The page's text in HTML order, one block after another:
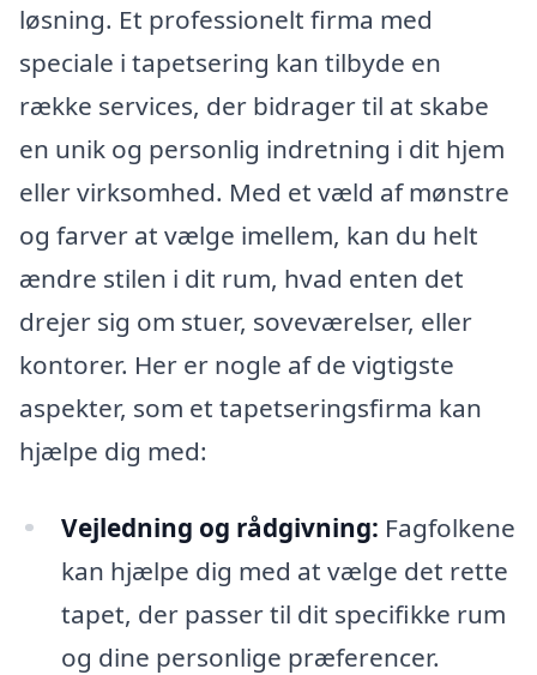
løsning. Et professionelt firma med
speciale i tapetsering kan tilbyde en
række services, der bidrager til at skabe
en unik og personlig indretning i dit hjem
eller virksomhed. Med et væld af mønstre
og farver at vælge imellem, kan du helt
ændre stilen i dit rum, hvad enten det
drejer sig om stuer, soveværelser, eller
kontorer. Her er nogle af de vigtigste
aspekter, som et tapetseringsfirma kan
hjælpe dig med:
Vejledning og rådgivning: Fagfolkene
kan hjælpe dig med at vælge det rette
tapet, der passer til dit specifikke rum
og dine personlige præferencer.